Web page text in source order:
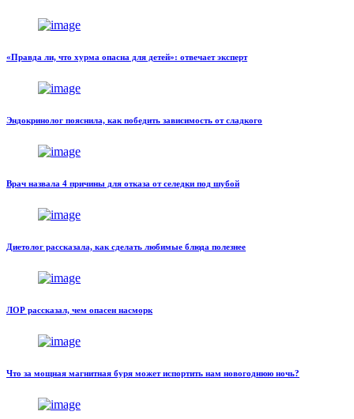
«Правда ли, что хурма опасна для детей»: отвечает эксперт
Эндокринолог пояснила, как победить зависимость от сладкого
Врач назвала 4 причины для отказа от селедки под шубой
Диетолог рассказала, как сделать любимые блюда полезнее
ЛОР рассказал, чем опасен насморк
Что за мощная магнитная буря может испортить нам новогоднюю ночь?